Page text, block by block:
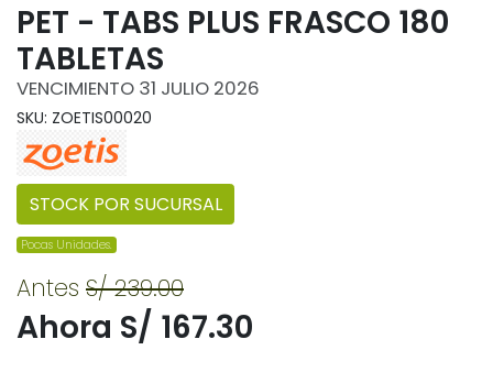
PET - TABS PLUS FRASCO 180
TABLETAS
VENCIMIENTO 31 JULIO 2026
SKU: ZOETIS00020
STOCK POR SUCURSAL
Pocas Unidades.
Antes S/ 239.00
Ahora S/ 167.30